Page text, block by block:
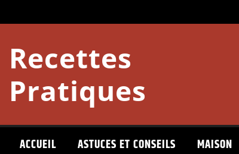
to
Recettes
Pratiques
ACCUEIL ASTUCES ET CONSEILS MAISON